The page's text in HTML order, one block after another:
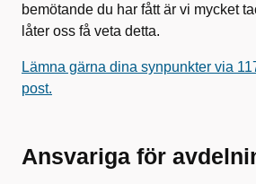
bemötande du har fått är vi mycket
låter oss få veta detta.
Lämna gärna dina synpunkter via
post.
Ansvariga för